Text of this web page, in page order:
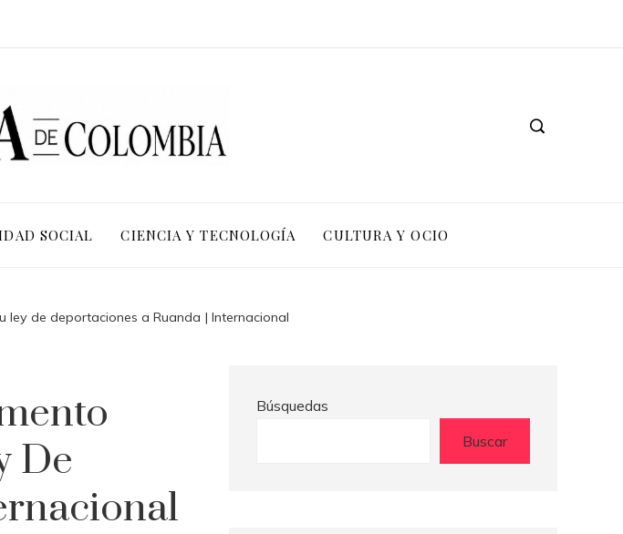
SOCIAL CIENCIA Y TECNOLOGÍA CULTURA Y OCIO
de deportaciones a Ruanda | Internacional
De
Búsquedas
Buscar